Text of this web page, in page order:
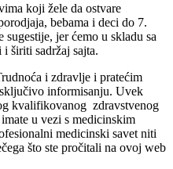
koji žele da ostvare
bebama i deci do 7.
jer ćemo u skladu sa
širiti sadržaj sajta.
i zdravlje i pratećim
informisanju. Uvek
kvalifikovanog zdravstvenog
u vezi s medicinskim
medicinski savet niti
što ste pročitali na ovoj web